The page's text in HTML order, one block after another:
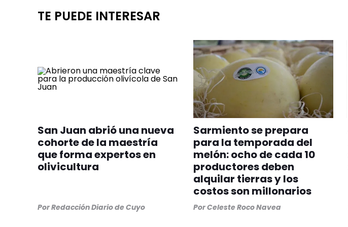
TE PUEDE INTERESAR
San Juan abrió una nueva
cohorte de la maestría
que forma expertos en
olivicultura
PorRedacción Diario de Cuyo
Sarmiento se prepara
para la temporada del
melón: ocho de cada 10
productores deben
alquilar tierras y los
costos son millonarios
PorCeleste Roco Navea